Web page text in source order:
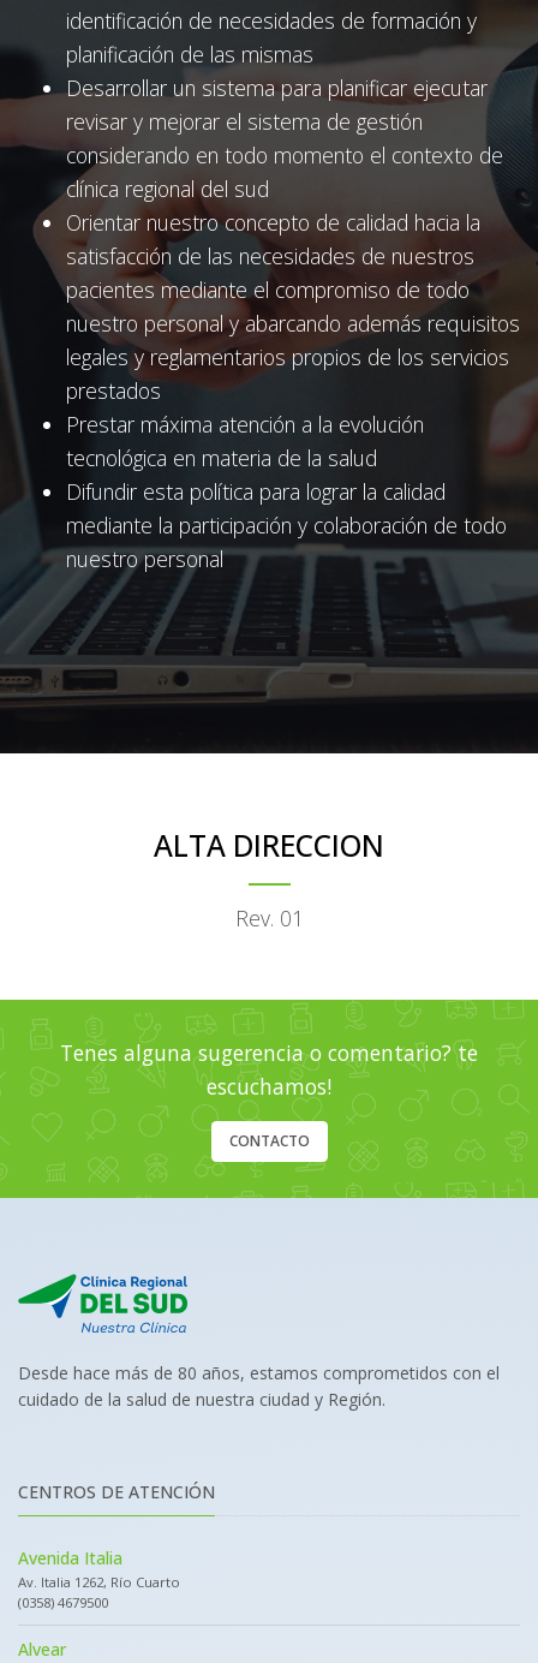
identificación de necesidades de formación y
planificación de las mismas
Desarrollar un sistema para planificar ejecutar
revisar y mejorar el sistema de gestión
considerando en todo momento el contexto de
clínica regional del sud
Orientar nuestro concepto de calidad hacia la
satisfacción de las necesidades de nuestros
pacientes mediante el compromiso de todo
nuestro personal y abarcando además requisitos
legales y reglamentarios propios de los servicios
prestados
Prestar máxima atención a la evolución
tecnológica en materia de la salud
Difundir esta política para lograr la calidad
mediante la participación y colaboración de todo
nuestro personal
ALTA DIRECCION
Rev. 01
Tenes alguna sugerencia o comentario? te
escuchamos!
CONTACTO
Desde hace más de 80 años, estamos comprometidos con el
cuidado de la salud de nuestra ciudad y Región.
CENTROS DE ATENCIÓN
Avenida Italia
Av. Italia 1262, Río Cuarto
(0358) 4679500
Alvear